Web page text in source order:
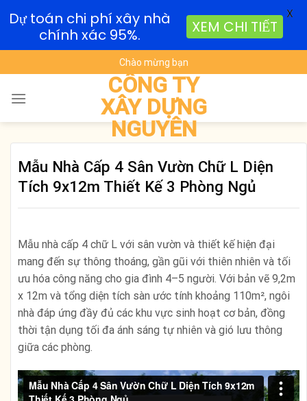
to
content
Chào mừng bạn
CÔNG TY
XÂY DỰNG
NGUYÊN
Mẫu Nhà Cấp 4 Sân Vườn Chữ L Diện
Tích 9x12m Thiết Kế 3 Phòng Ngủ
Mẫu nhà cấp 4 chữ L với sân vườn và thiết kế hiện đại
mang đến sự thông thoáng, gần gũi với thiên nhiên và tối
ưu hóa công năng cho gia đình 4–5 người. Với bản vẽ 9,2m
x 12m và tổng diện tích sàn ước tính khoảng 110m², ngôi
nhà đáp ứng đầy đủ các khu vực sinh hoạt cơ bản, đồng
thời tận dụng tối đa ánh sáng tự nhiên và gió lưu thông
giữa các phòng.
Dự toán chi phí xây nhà
chính xác 95%.
XEM CHI TIẾT
X